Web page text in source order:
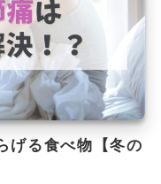
げる食べ物【冬の